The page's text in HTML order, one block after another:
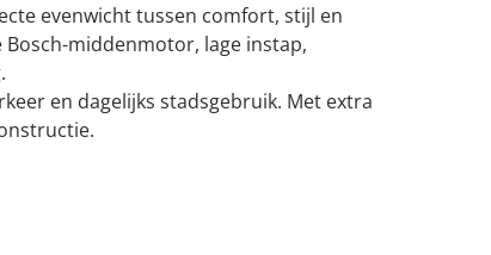
evenwicht tussen comfort, stijl en
middenmotor, lage instap,
en dagelijks stadsgebruik. Met extra